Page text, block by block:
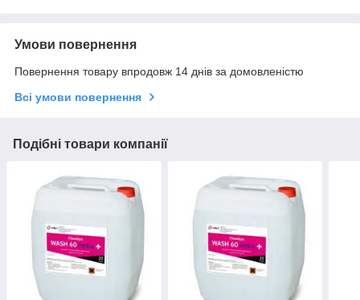
Умови повернення
Повернення товару впродовж 14 днів за домовленістю
Всі умови повернення
Подібні товари компанії